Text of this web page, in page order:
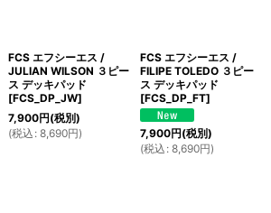
FCS エフシーエス /
JULIAN WILSON ３ピー
ス デッキパッド
[FCS_DP_JW]
7,900円(税別)
(税込 : 8,690円)
FCS エフシーエス /
FILIPE TOLEDO ３ピー
ス デッキパッド
[FCS_DP_FT]
7,900円(税別)
(税込 : 8,690円)